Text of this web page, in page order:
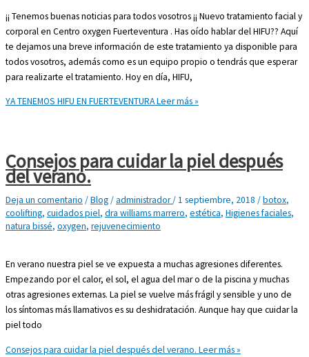
¡¡ Tenemos buenas noticias para todos vosotros ¡¡ Nuevo tratamiento facial y
corporal en Centro oxygen Fuerteventura . Has oído hablar del HIFU?? Aquí
te dejamos una breve información de este tratamiento ya disponible para
todos vosotros, además como es un equipo propio o tendrás que esperar
para realizarte el tratamiento. Hoy en día, HIFU,
YA TENEMOS HIFU EN FUERTEVENTURALeer más »
Consejos para cuidar la piel después
del verano.
Deja un comentario /Blog/administrador/1 septiembre, 2018 /botox,
coolifting, cuidados piel, dra williams marrero, estética, Higienes faciales,
natura bissé, oxygen, rejuvenecimiento
En verano nuestra piel se ve expuesta a muchas agresiones diferentes.
Empezando por el calor, el sol, el agua del mar o de la piscina y muchas
otras agresiones externas. La piel se vuelve más frágil y sensible y uno de
los síntomas más llamativos es su deshidratación. Aunque hay que cuidar la
piel todo
Consejos para cuidar la piel después del verano. Leer más »